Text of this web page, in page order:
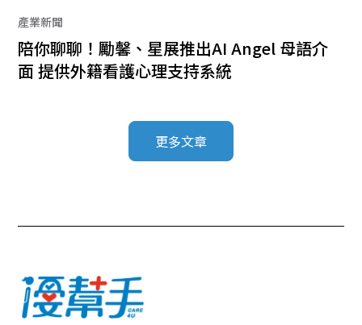
產業新聞
陪你聊聊！勵馨、星展推出AI Angel 母語介
面 提供外籍看護心理支持系統
更多文章